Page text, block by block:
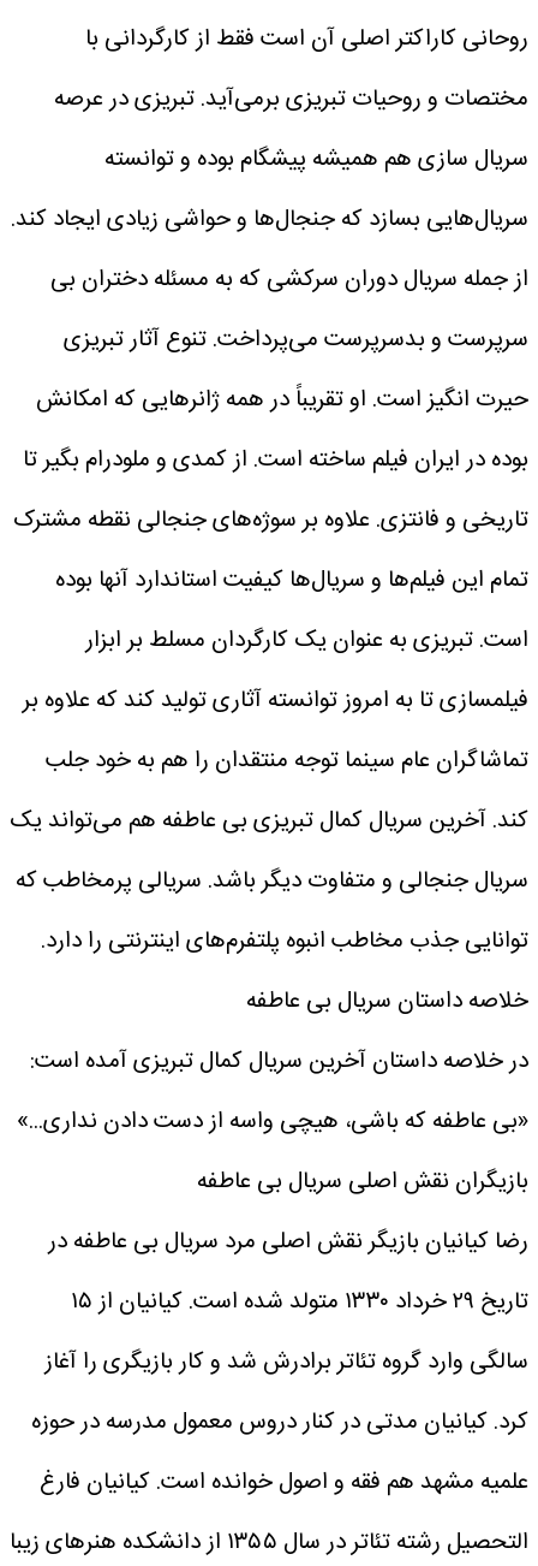
روحانی کاراکتر اصلی آن است فقط از کارگردانی با
مختصات و روحیات تبریزی برمی‌آید. تبریزی در عرصه
سریال سازی هم همیشه پیشگام بوده و توانسته
سریال‌هایی بسازد که جنجال‌ها و حواشی زیادی ایجاد کند.
از جمله سریال دوران سرکشی که به مسئله دختران بی
سرپرست و بدسرپرست می‌پرداخت. تنوع آثار تبریزی
حیرت انگیز است. او تقریباً در همه ژانر‌هایی که امکانش
بوده در ایران فیلم ساخته است. از کمدی و ملودرام بگیر تا
تاریخی و فانتزی. علاوه بر سوژه‌های جنجالی نقطه مشترک
تمام این فیلم‌ها و سریال‌ها کیفیت استاندارد آنها بوده
است. تبریزی به عنوان یک کارگردان مسلط بر ابزار
فیلمسازی تا به امروز توانسته آثاری تولید کند که علاوه بر
تماشاگران عام سینما توجه منتقدان را هم به خود جلب
کند.آخرین سریال کمال تبریزی بی عاطفه هم می‌تواند یک
سریال جنجالی و متفاوت دیگر باشد. سریالی پرمخاطب که
توانایی جذب مخاطب انبوه پلتفرم‌های اینترنتی را دارد.
خلاصه داستان سریال بی عاطفه
در خلاصه داستان آخرین سریال کمال تبریزی آمده است:
«بی عاطفه که باشی، هیچی واسه از دست دادن نداری...»
بازیگران نقش اصلی سریال بی عاطفه
رضا کیانیان بازیگر نقش اصلی مرد سریال بی عاطفه در
تاریخ ۲۹ خرداد ۱۳۳۰ متولد شده است. کیانیان از ۱۵
سالگی وارد گروه تئاتر برادرش شد و کار بازیگری را آغاز
کرد. کیانیان مدتی در کنار دروس معمول مدرسه در حوزه
علمیه مشهد هم فقه و اصول خوانده است. کیانیان فارغ
التحصیل رشته تئاتر در سال ۱۳۵۵ از دانشکده هنر‌های زیبا